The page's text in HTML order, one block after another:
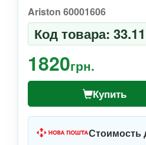
Ariston 60001606
Код товара: 33.11
1820грн.
Купить
Стоимость